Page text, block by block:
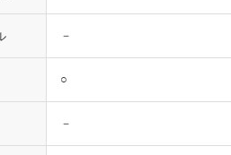
－
○
－